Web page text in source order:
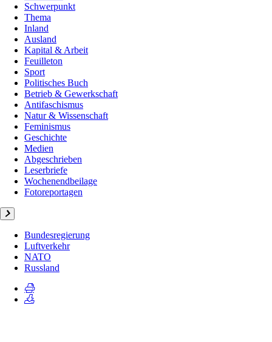
Schwerpunkt
Thema
Inland
Ausland
Kapital & Arbeit
Feuilleton
Sport
Politisches Buch
Betrieb & Gewerkschaft
Antifaschismus
Natur & Wissenschaft
Feminismus
Geschichte
Medien
Abgeschrieben
Leserbriefe
Wochenendbeilage
Fotoreportagen
Bundesregierung
Luftverkehr
NATO
Russland